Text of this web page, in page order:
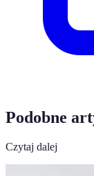
Podobne
Czytaj dalej